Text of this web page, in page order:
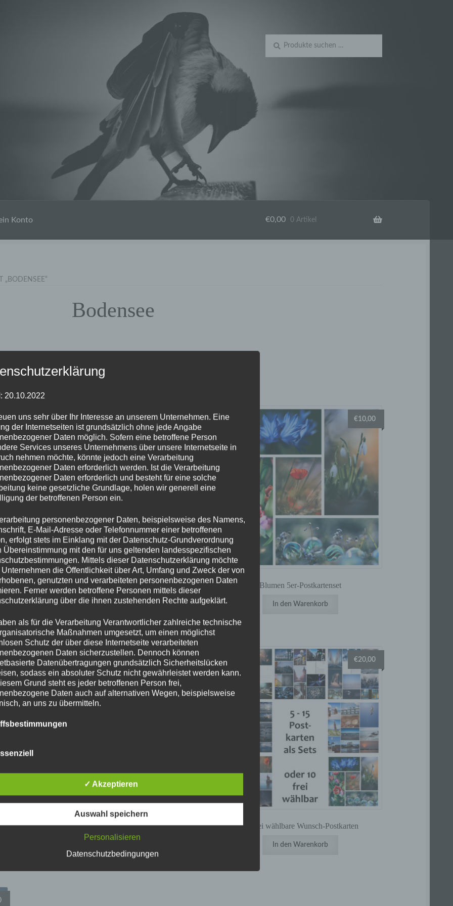
nach:
Konto €0,00 0 Artikel
„BODENSEE“
Bodensee
Nach
Meer 10er-Postkartenset
€20,00
In den Warenkorb
Blumen 5er-Postkartenset
€10,00
In den Warenkorb
Bodensee Panorama Mettnau
€ 75,00
10 frei wählbare Wunsch-Postkarten
€20,00
In den Warenkorb
20.10.2022
uns sehr über Ihr Interesse an unserem Unternehmen. Eine
der Internetseiten ist grundsätzlich ohne jede Angabe
Daten möglich. Sofern eine betroffene Person
Services unseres Unternehmens über unsere Internetseite in
nehmen möchte, könnte jedoch eine Verarbeitung
Daten erforderlich werden. Ist die Verarbeitung
Daten erforderlich und besteht für eine solche
keine gesetzliche Grundlage, holen wir generell eine
der betroffenen Person ein.
personenbezogener Daten, beispielsweise des Namens,
E-Mail-Adresse oder Telefonnummer einer betroffenen
erfolgt stets im Einklang mit der Datenschutz-Grundverordnung
Übereinstimmung mit den für uns geltenden landesspezifischen
Mittels dieser Datenschutzerklärung möchte
Unternehmen die Öffentlichkeit über Art, Umfang und Zweck der von
genutzten und verarbeiteten personenbezogenen Daten
Ferner werden betroffene Personen mittels dieser
über die ihnen zustehenden Rechte aufgeklärt.
als für die Verarbeitung Verantwortlicher zahlreiche technische
Maßnahmen umgesetzt, um einen möglichst
Schutz der über diese Internetseite verarbeiteten
Daten sicherzustellen. Dennoch können
Datenübertragungen grundsätzlich Sicherheitslücken
sodass ein absoluter Schutz nicht gewährleistet werden kann.
Grund steht es jeder betroffenen Person frei,
Daten auch auf alternativen Wegen, beispielsweise
an uns zu übermitteln.
beruht auf den Begrifflichkeiten, die durch den
Richtlinien- und Verordnungsgeber beim Erlass der
und Geschäftspartner einfach lesbar und verständlich sein. Um
gewährleisten, möchten wir vorab die verwendeten
✓ Akzeptieren
Auswahl speichern
Personalisieren
Datenschutzbedingungen